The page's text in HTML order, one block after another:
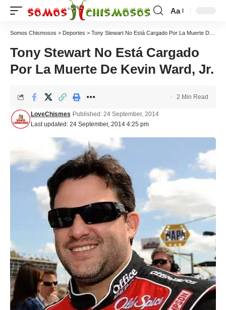
Aa
Somos Chismosos > Deportes > Tony Stewart No Está Cargado Por La Muerte De Kevin Ward, Jr.
Tony Stewart No Está Cargado
Por La Muerte De Kevin Ward, Jr.
Last updated: 24 September, 2014 4:25 pm
LoveChismes Published: 24 September, 2014
2 Min Read